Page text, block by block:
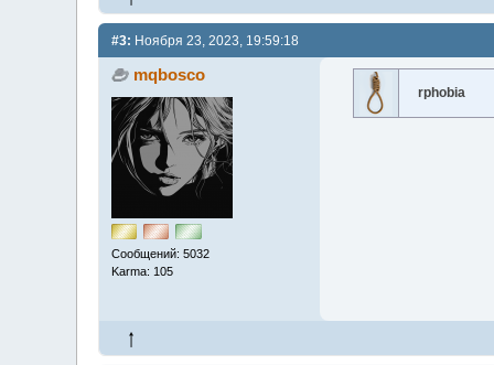
#3: Ноября 23, 2023, 19:59:18
mqbosco
Сообщений: 5032
Karma: 105
rphobia